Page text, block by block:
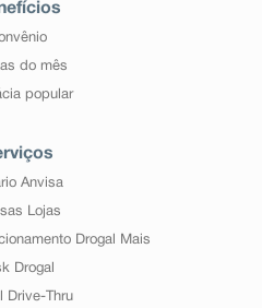
do mês
popular
Anvisa
Lojas
Drogal Mais
Drogal
Drive-Thru